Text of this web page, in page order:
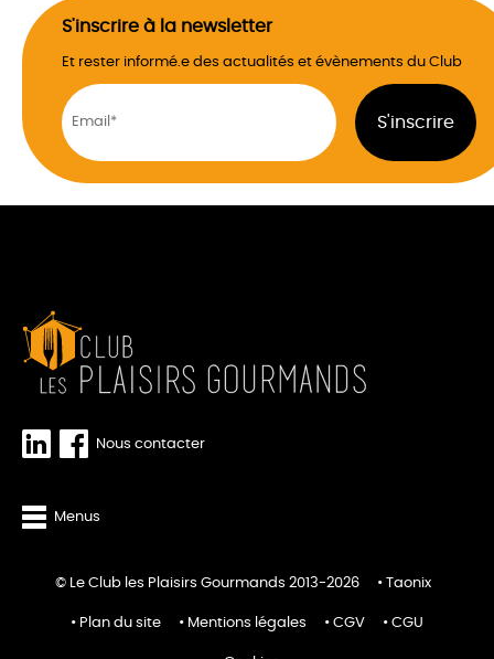
S'inscrire à la newsletter
Et rester informé.e des actualités et évènements du Club
Nous contacter
Menus
© Le Club les Plaisirs Gourmands 2013-2026 Taonix
Plan du site Mentions légales CGV CGU